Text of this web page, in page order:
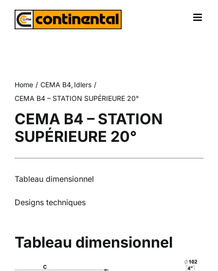
Home CEMA B4 Idlers
CEMA B4 – STATION SUPÉRIEURE 20°
CEMA B4 – STATION
SUPÉRIEURE 20°
Tableau dimensionnel
Designs techniques
Tableau dimensionnel